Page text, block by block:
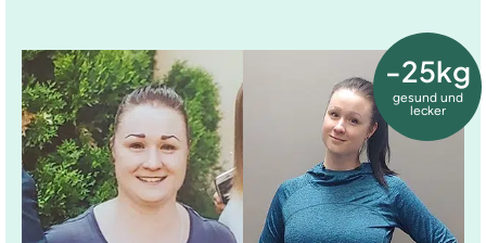
-25kg
gesund und
lecker